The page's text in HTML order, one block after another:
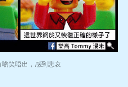
啲笑唔出，感到悲哀